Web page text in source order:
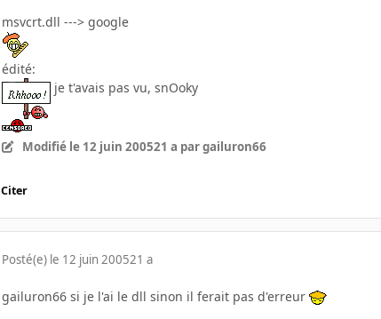
msvcrt.dll ---> google
édité:
je t'avais pas vu, snOoky
Modifié le 12 juin 200521 a par gailuron66
Citer
Posté(e) le 12 juin 200521 a
gailuron66 si je l'ai le dll sinon il ferait pas d'erreur